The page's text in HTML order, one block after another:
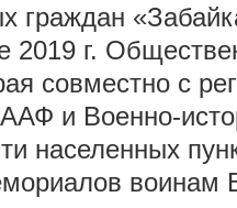
граждан
2019 г.
совместно с
и Военно-
населенных
воинам